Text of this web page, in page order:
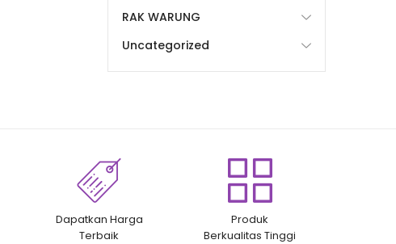
RAK WARUNG
Uncategorized
Dapatkan Harga
Terbaik
Produk
Berkualitas Tinggi